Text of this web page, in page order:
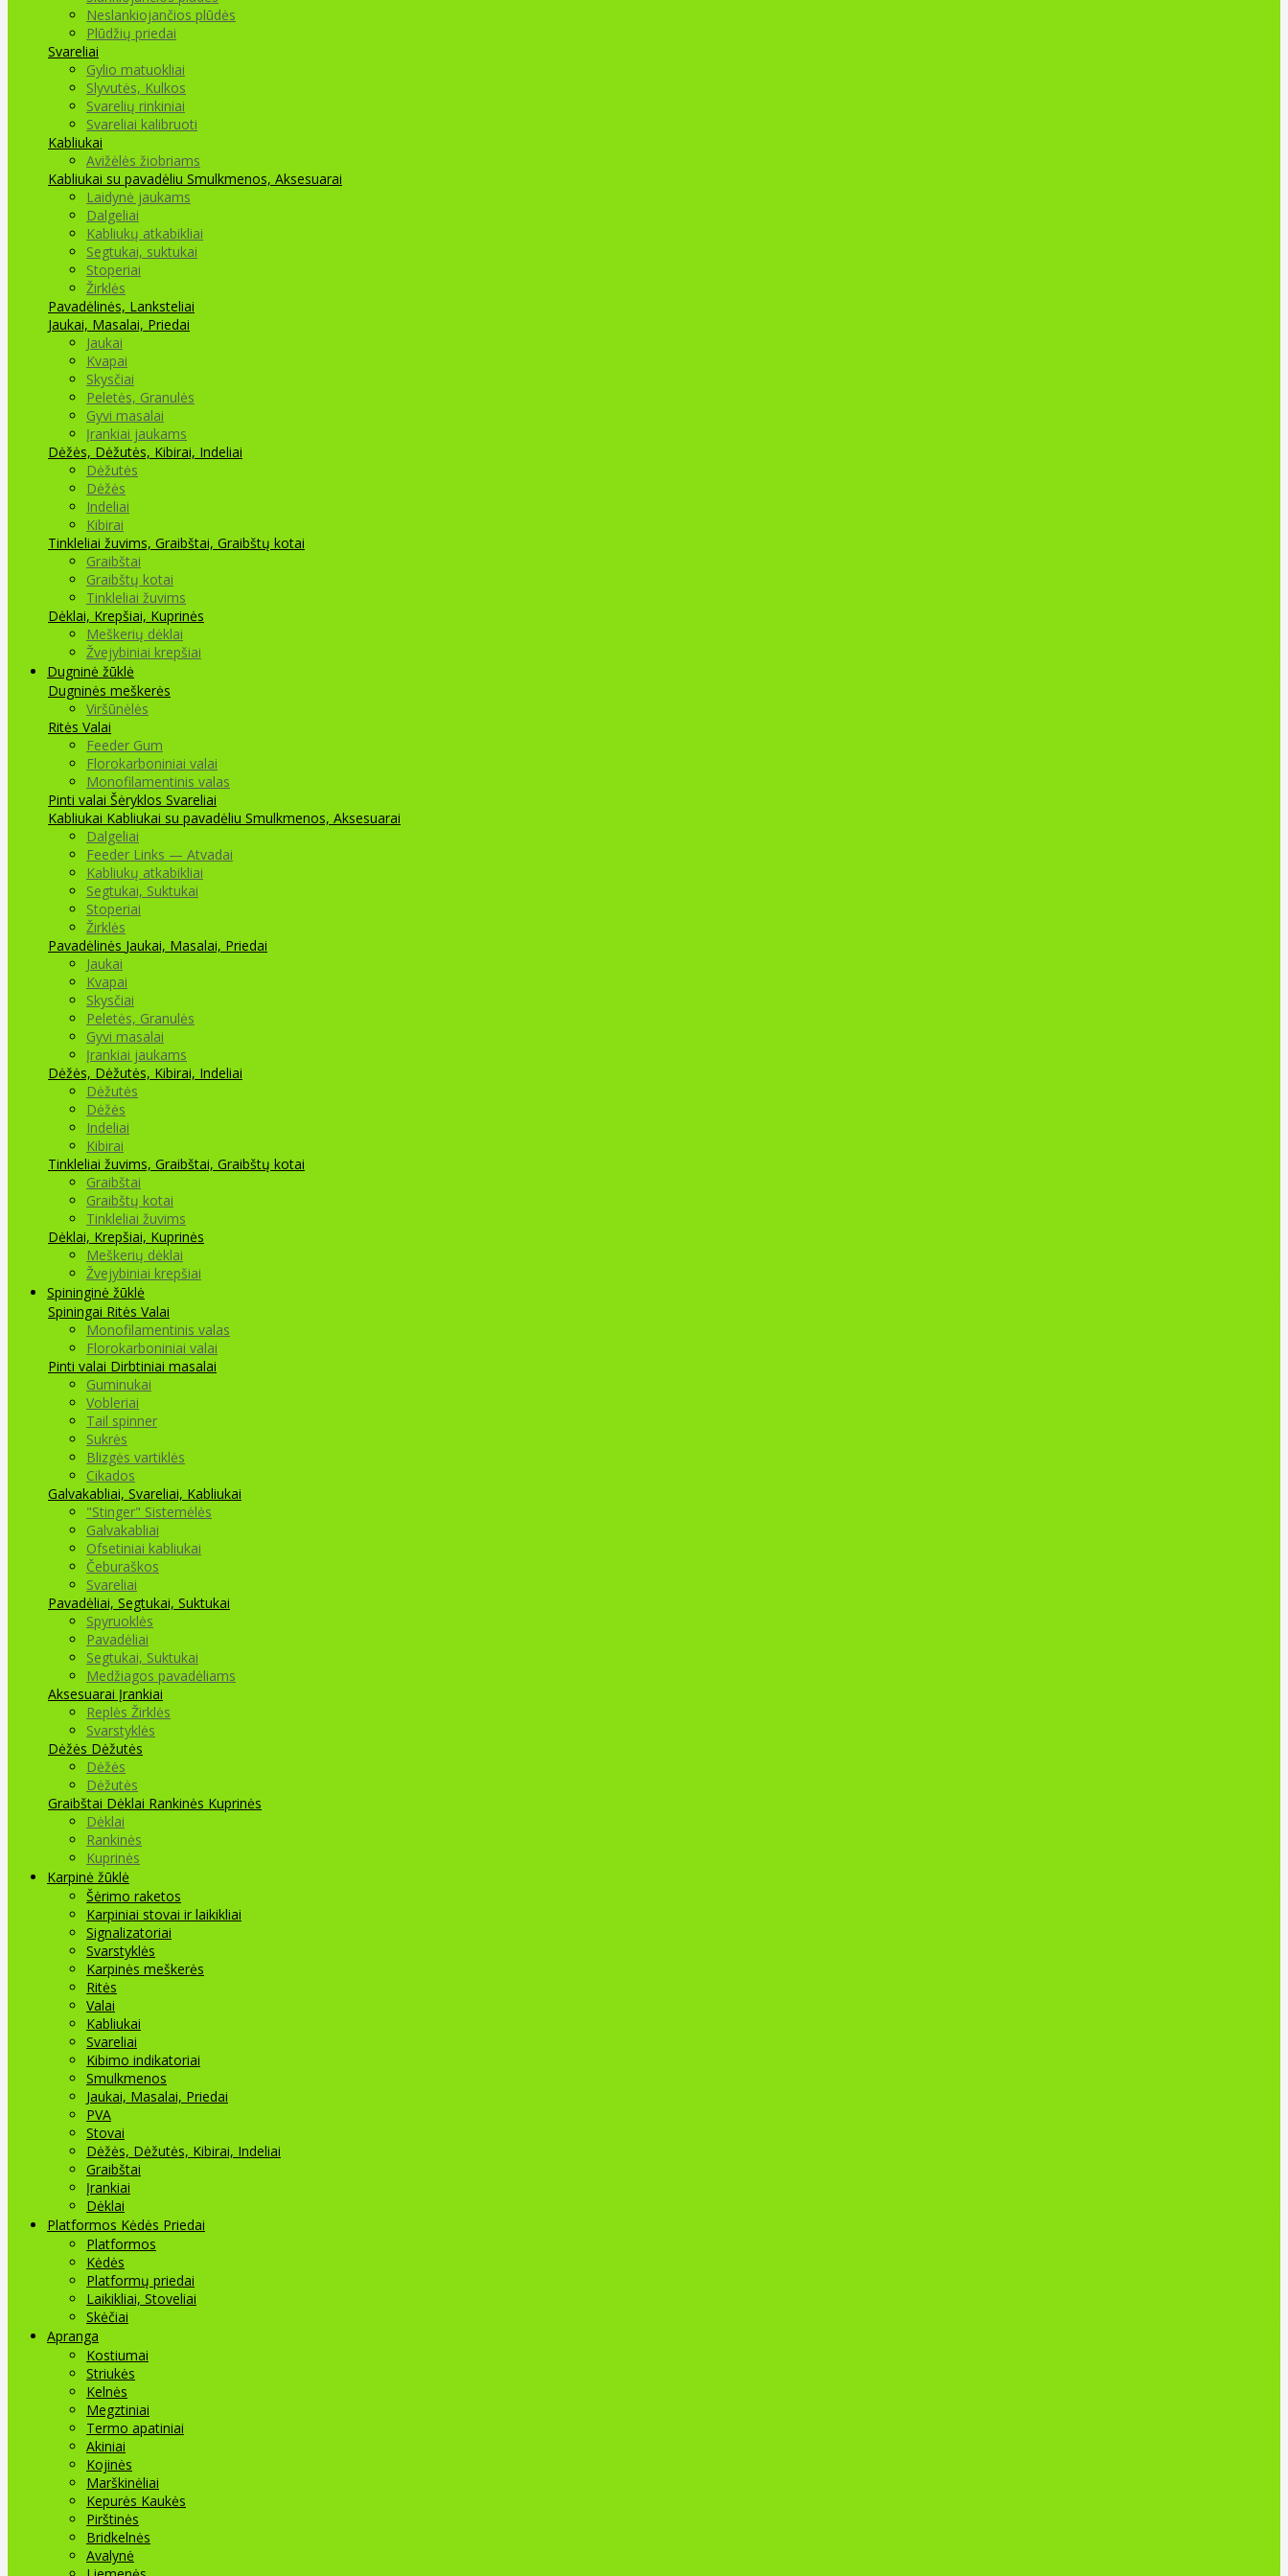
Neslankiojančios plūdės
Plūdžių priedai
Svareliai
Gylio matuokliai
Slyvutės, Kulkos
Svarelių rinkiniai
Svareliai kalibruoti
Kabliukai
Avižėlės žiobriams
Kabliukai su pavadėliu Smulkmenos, Aksesuarai
Laidynė jaukams
Dalgeliai
Kabliukų atkabikliai
Segtukai, suktukai
Stoperiai
Žirklės
Pavadėlinės, Lanksteliai
Jaukai, Masalai, Priedai
Jaukai
Kvapai
Skysčiai
Peletės, Granulės
Gyvi masalai
Įrankiai jaukams
Dėžės, Dėžutės, Kibirai, Indeliai
Dėžutės
Dėžės
Indeliai
Kibirai
Tinkleliai žuvims, Graibštai, Graibštų kotai
Graibštai
Graibštų kotai
Tinkleliai žuvims
Dėklai, Krepšiai, Kuprinės
Meškerių dėklai
Žvejybiniai krepšiai
Dugninė žūklė
Dugninės meškerės
Viršūnėlės
Ritės Valai
Feeder Gum
Florokarboniniai valai
Monofilamentinis valas
Pinti valai Šėryklos Svareliai
Kabliukai Kabliukai su pavadėliu Smulkmenos, Aksesuarai
Dalgeliai
Feeder Links — Atvadai
Kabliukų atkabikliai
Segtukai, Suktukai
Stoperiai
Žirklės
Pavadėlinės Jaukai, Masalai, Priedai
Jaukai
Kvapai
Skysčiai
Peletės, Granulės
Gyvi masalai
Įrankiai jaukams
Dėžės, Dėžutės, Kibirai, Indeliai
Dėžutės
Dėžės
Indeliai
Kibirai
Tinkleliai žuvims, Graibštai, Graibštų kotai
Graibštai
Graibštų kotai
Tinkleliai žuvims
Dėklai, Krepšiai, Kuprinės
Meškerių dėklai
Žvejybiniai krepšiai
Spininginė žūklė
Spiningai Ritės Valai
Monofilamentinis valas
Florokarboniniai valai
Pinti valai Dirbtiniai masalai
Guminukai
Vobleriai
Tail spinner
Sukrės
Blizgės vartiklės
Cikados
Galvakabliai, Svareliai, Kabliukai
"Stinger" Sistemėlės
Galvakabliai
Ofsetiniai kabliukai
Čeburaškos
Svareliai
Pavadėliai, Segtukai, Suktukai
Spyruoklės
Pavadėliai
Segtukai, Suktukai
Medžiagos pavadėliams
Aksesuarai Įrankiai
Replės Žirklės
Svarstyklės
Dėžės Dėžutės
Dėžės
Dėžutės
Graibštai Dėklai Rankinės Kuprinės
Dėklai
Rankinės
Kuprinės
Karpinė žūklė
Šėrimo raketos
Karpiniai stovai ir laikikliai
Signalizatoriai
Svarstyklės
Karpinės meškerės
Ritės
Valai
Kabliukai
Svareliai
Kibimo indikatoriai
Smulkmenos
Jaukai, Masalai, Priedai
PVA
Stovai
Dėžės, Dėžutės, Kibirai, Indeliai
Graibštai
Įrankiai
Dėklai
Platformos Kėdės Priedai
Platformos
Kėdės
Platformų priedai
Laikikliai, Stoveliai
Skėčiai
Apranga
Kostiumai
Striukės
Kelnės
Megztiniai
Termo apatiniai
Akiniai
Kojinės
Marškinėliai
Kepurės Kaukės
Pirštinės
Bridkelnės
Avalynė